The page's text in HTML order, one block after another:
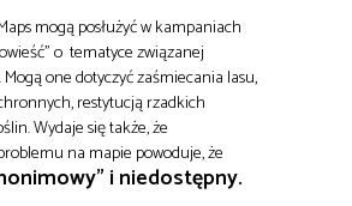
mogą posłużyć w kampaniach
o tematyce związanej
one dotyczyć zaśmiecania lasu,
restytucją rzadkich
Wydaje się także, że
na mapie powoduje, że
i niedostępny.